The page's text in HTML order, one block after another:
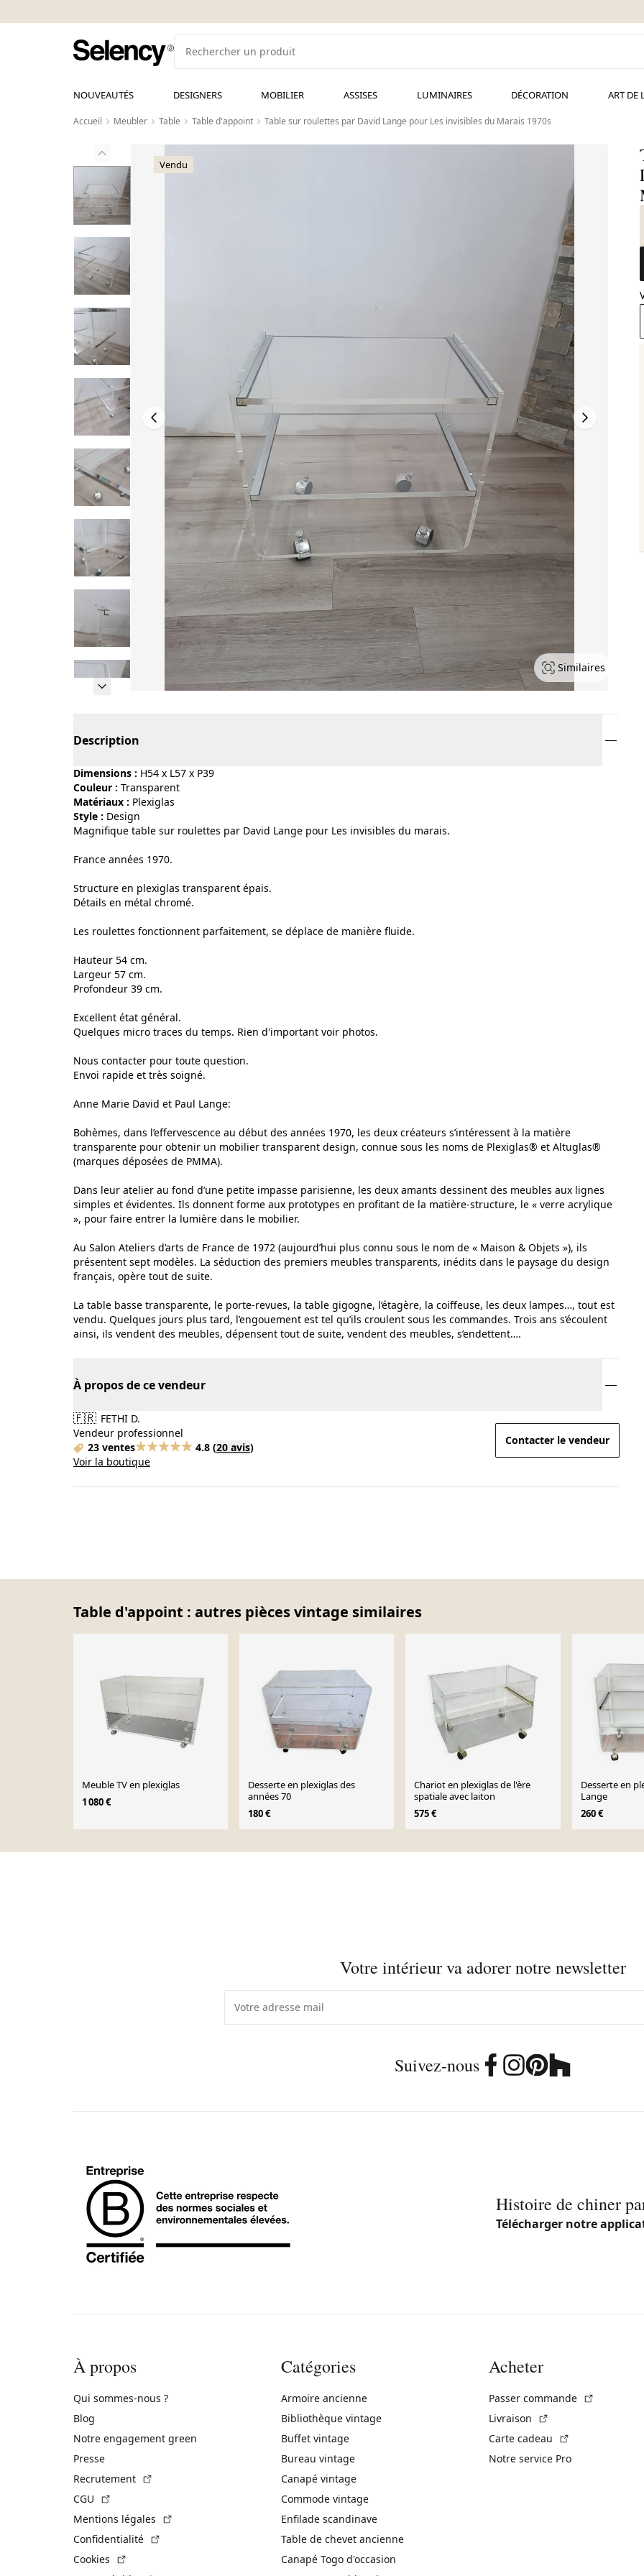
NOUVEAUTÉS DESIGNERS MOBILIER ASSISES LUMINAIRES DÉCORATION ART DE
Accueil Meubler Table Table d'appoint Table sur roulettes par David Lange pour Les invisibles du Marais 1970s
Vendu
Similaires
Description
Dimensions : H54 x L57 x P39
Couleur :
transparent
Matériaux :
plexiglas
Style :
design
Magnifique table sur roulettes par David Lange pour Les invisibles du marais.
France années 1970.
Structure en plexiglas transparent épais.
Détails en métal chromé.
Les roulettes fonctionnent parfaitement, se déplace de manière fluide.
Hauteur 54 cm.
Largeur 57 cm.
Profondeur 39 cm.
Excellent état général.
Quelques micro traces du temps. Rien d'important voir photos.
Nous contacter pour toute question.
Envoi rapide et très soigné.
Anne Marie David et Paul Lange:
Bohèmes, dans l’effervescence au début des années 1970, les deux créateurs s’intéressent à la matière
transparente pour obtenir un mobilier transparent design, connue sous les noms de Plexiglas® et Altuglas®
(marques déposées de PMMA).
Dans leur atelier au fond d’une petite impasse parisienne, les deux amants dessinent des meubles aux lignes
simples et évidentes. Ils donnent forme aux prototypes en profitant de la matière-structure, le « verre acrylique
», pour faire entrer la lumière dans le mobilier.
Au Salon Ateliers d’arts de France de 1972 (aujourd’hui plus connu sous le nom de « Maison & Objets »), ils
présentent sept modèles. La séduction des premiers meubles transparents, inédits dans le paysage du design
français, opère tout de suite.
La table basse transparente, le porte-revues, la table gigogne, l’étagère, la coiffeuse, les deux lampes…, tout est
vendu. Quelques jours plus tard, l’engouement est tel qu’ils croulent sous les commandes. Trois ans s’écoulent
ainsi, ils vendent des meubles, dépensent tout de suite, vendent des meubles, s’endettent….
À propos de ce vendeur
🇫🇷 FETHI D.
Vendeur professionnel
23 ventes
4.8 (20 avis)
Voir la boutique
Contacter le vendeur
Table d'appoint : autres pièces vintage similaires
Meuble TV en plexiglas
1 080 €
Desserte en plexiglas des
années 70
180 €
Chariot en plexiglas de l'ère
spatiale avec laiton
575 €
Desserte en
Lange
260 €
Votre intérieur va adorer notre newsletter
Suivez-nous
Histoire de chiner
Télécharger notre
À propos
Qui sommes-nous ?
Blog
Notre engagement green
Presse
Recrutement
CGU
Mentions légales
Confidentialité
Cookies
Catégories
Armoire ancienne
Bibliothèque vintage
Buffet vintage
Bureau vintage
Canapé vintage
Commode vintage
Enfilade scandinave
Table de chevet ancienne
Canapé Togo d'occasion
Acheter
Passer commande
Livraison
Carte cadeau
Notre service Pro